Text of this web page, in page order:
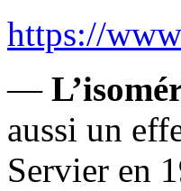
https://
—
aussi un
Servier en